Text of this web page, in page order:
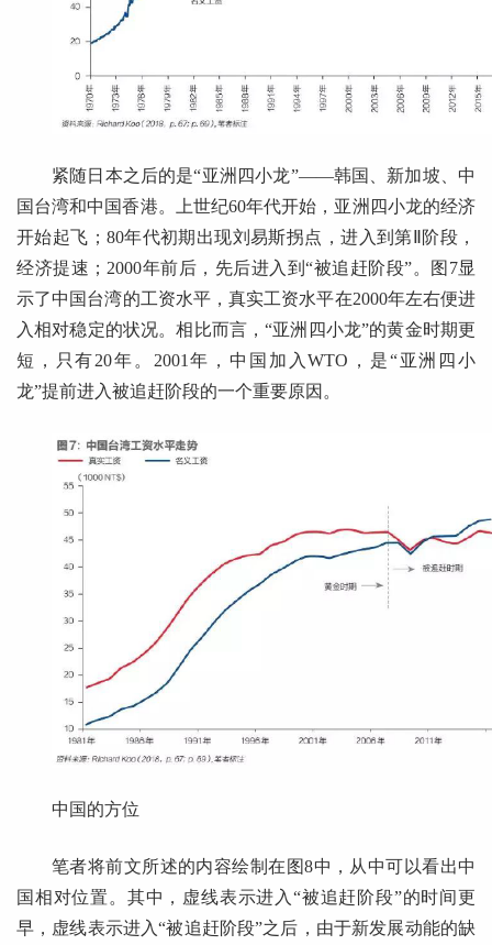
紧随日本之后的是“亚洲四小龙”——韩国、新加坡、中
国台湾和中国香港。上世纪60年代开始，亚洲四小龙的经济
开始起飞；80年代初期出现刘易斯拐点，进入到第Ⅱ阶段，
经济提速；2000年前后，先后进入到“被追赶阶段”。图7显
示了中国台湾的工资水平，真实工资水平在2000年左右便进
入相对稳定的状况。相比而言，“亚洲四小龙”的黄金时期更
短，只有20年。2001年，中国加入WTO，是“亚洲四小
龙”提前进入被追赶阶段的一个重要原因。
中国的方位
笔者将前文所述的内容绘制在图8中，从中可以看出中
国相对位置。其中，虚线表示进入“被追赶阶段”的时间更
早，虚线表示进入“被追赶阶段”之后，由于新发展动能的缺